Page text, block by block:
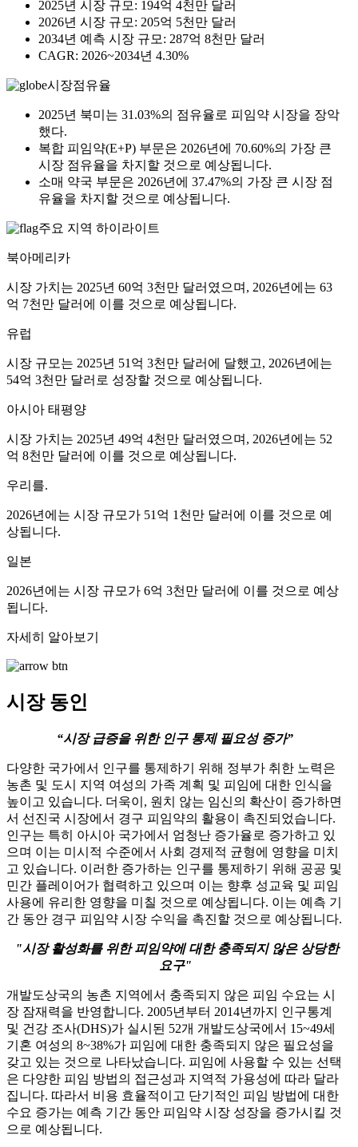
2025년 시장 규모: 194억 4천만 달러
2026년 시장 규모: 205억 5천만 달러
2034년 예측 시장 규모: 287억 8천만 달러
CAGR: 2026~2034년 4.30%
시장점유율
2025년 북미는 31.03%의 점유율로 피임약 시장을 장악
했다.
복합 피임약(E+P) 부문은 2026년에 70.60%의 가장 큰
시장 점유율을 차지할 것으로 예상됩니다.
소매 약국 부문은 2026년에 37.47%의 가장 큰 시장 점
유율을 차지할 것으로 예상됩니다.
주요 지역 하이라이트
북아메리카
시장 가치는 2025년 60억 3천만 달러였으며, 2026년에는 63
억 7천만 달러에 이를 것으로 예상됩니다.
유럽
시장 규모는 2025년 51억 3천만 달러에 달했고, 2026년에는
54억 3천만 달러로 성장할 것으로 예상됩니다.
아시아 태평양
시장 가치는 2025년 49억 4천만 달러였으며, 2026년에는 52
억 8천만 달러에 이를 것으로 예상됩니다.
우리를.
2026년에는 시장 규모가 51억 1천만 달러에 이를 것으로 예
상됩니다.
일본
2026년에는 시장 규모가 6억 3천만 달러에 이를 것으로 예상
됩니다.
자세히 알아보기
시장 동인
“시장 급증을 위한 인구 통제 필요성 증가”
다양한 국가에서 인구를 통제하기 위해 정부가 취한 노력은
농촌 및 도시 지역 여성의 가족 계획 및 피임에 대한 인식을
높이고 있습니다. 더욱이, 원치 않는 임신의 확산이 증가하면
서 선진국 시장에서 경구 피임약의 활용이 촉진되었습니다.
인구는 특히 아시아 국가에서 엄청난 증가율로 증가하고 있
으며 이는 미시적 수준에서 사회 경제적 균형에 영향을 미치
고 있습니다. 이러한 증가하는 인구를 통제하기 위해 공공 및
민간 플레이어가 협력하고 있으며 이는 향후 성교육 및 피임
사용에 유리한 영향을 미칠 것으로 예상됩니다. 이는 예측 기
간 동안 경구 피임약 시장 수익을 촉진할 것으로 예상됩니다.
"시장 활성화를 위한 피임약에 대한 충족되지 않은 상당한
요구"
개발도상국의 농촌 지역에서 충족되지 않은 피임 수요는 시
장 잠재력을 반영합니다. 2005년부터 2014년까지 인구통계
및 건강 조사(DHS)가 실시된 52개 개발도상국에서 15~49세
기혼 여성의 8~38%가 피임에 대한 충족되지 않은 필요성을
갖고 있는 것으로 나타났습니다. 피임에 사용할 수 있는 선택
은 다양한 피임 방법의 접근성과 지역적 가용성에 따라 달라
집니다. 따라서 비용 효율적이고 단기적인 피임 방법에 대한
수요 증가는 예측 기간 동안 피임약 시장 성장을 증가시킬 것
으로 예상됩니다.